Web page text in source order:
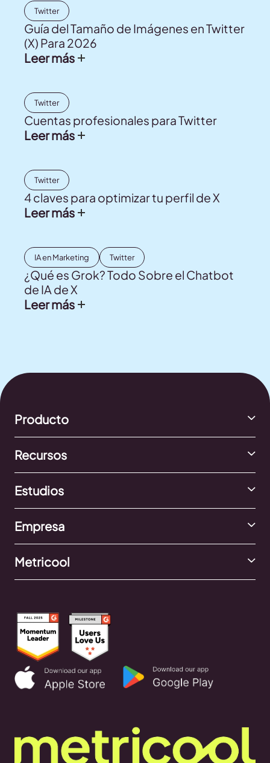
Twitter
Guía del Tamaño de Imágenes en Twitter
(X) Para 2026
Leer más
Twitter
Cuentas profesionales para Twitter
Leer más
Twitter
4 claves para optimizar tu perfil de X
Leer más
IA en Marketing Twitter
¿Qué es Grok? Todo Sobre el Chatbot
de IA de X
Leer más
Producto
Recursos
Estudios
Empresa
Metricool